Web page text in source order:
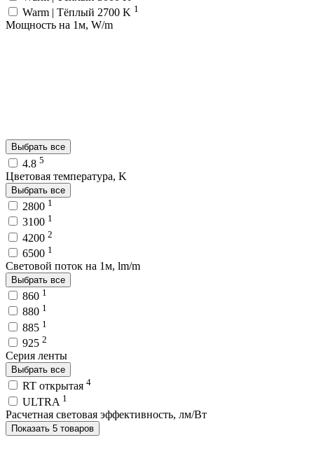
Warm | Тёплый 2700 K 1
Мощность на 1м, W/m
Выбрать все
4.8 5
Цветовая температура, K
Выбрать все
2800 1
3100 1
4200 2
6500 1
Световой поток на 1м, lm/m
Выбрать все
860 1
880 1
885 1
925 2
Серия ленты
Выбрать все
RT открытая 4
ULTRA 1
Расчетная световая эффективность, лм/Вт
Показать 5 товаров